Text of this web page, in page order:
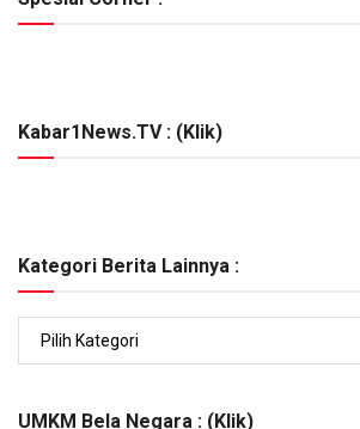
Kabar1News.TV : (Klik)
Kategori Berita Lainnya :
UMKM Bela Negara : (Klik)